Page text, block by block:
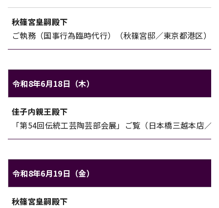
秋篠宮皇嗣殿下
ご執務（国事行為臨時代行）（秋篠宮邸／東京都港区）
令和8年6月18日（木）
対象 内容
佳子内親王殿下
「第54回伝統工芸陶芸部会展」ご覧（日本橋三越本店／
令和8年6月19日（金）
対象 内容
秋篠宮皇嗣殿下